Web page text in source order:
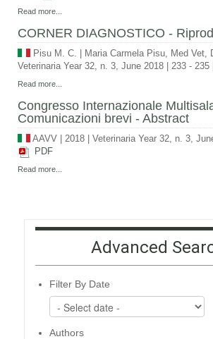
Read more...
CORNER DIAGNOSTICO -
Pisu M. C. Maria Carmela Pisu, Med Vet,
Veterinaria Year 32, n. 3, June 2018
233 - 235
Read more...
Congresso Internazionale
Comunicazioni brevi - Abstract
AAVV 2018 Veterinaria Year 32, n. 3,
PDF
Read more...
Advanced
Filter By Date
Authors